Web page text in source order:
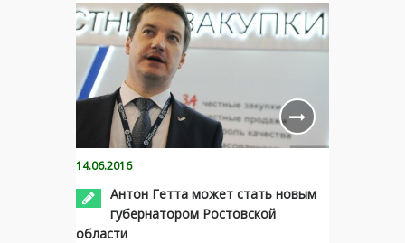
14.06.2016
Антон Гетта может стать новым
губернатором Ростовской
области